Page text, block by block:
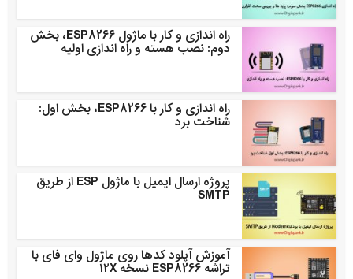
راه اندازی و کار با ماژول ESP8266، بخش
دوم: نصب هسته و راه اندازی اولیه
راه اندازی و کار با ESP8266، بخش اول:
شناخت برد
پروژه ارسال ایمیل با ماژول ESP از طریق
SMTP
آموزش آپلود کدها روی ماژول وای فای با
تراشه ESP8266 نسخه ۱۲X